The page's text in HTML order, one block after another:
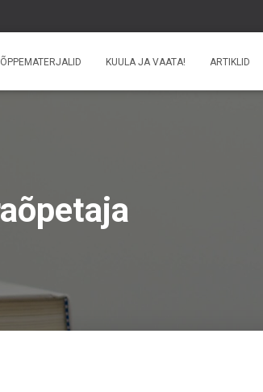
ÕPPEMATERJALID KUULA JA VAATA! ARTIKLID